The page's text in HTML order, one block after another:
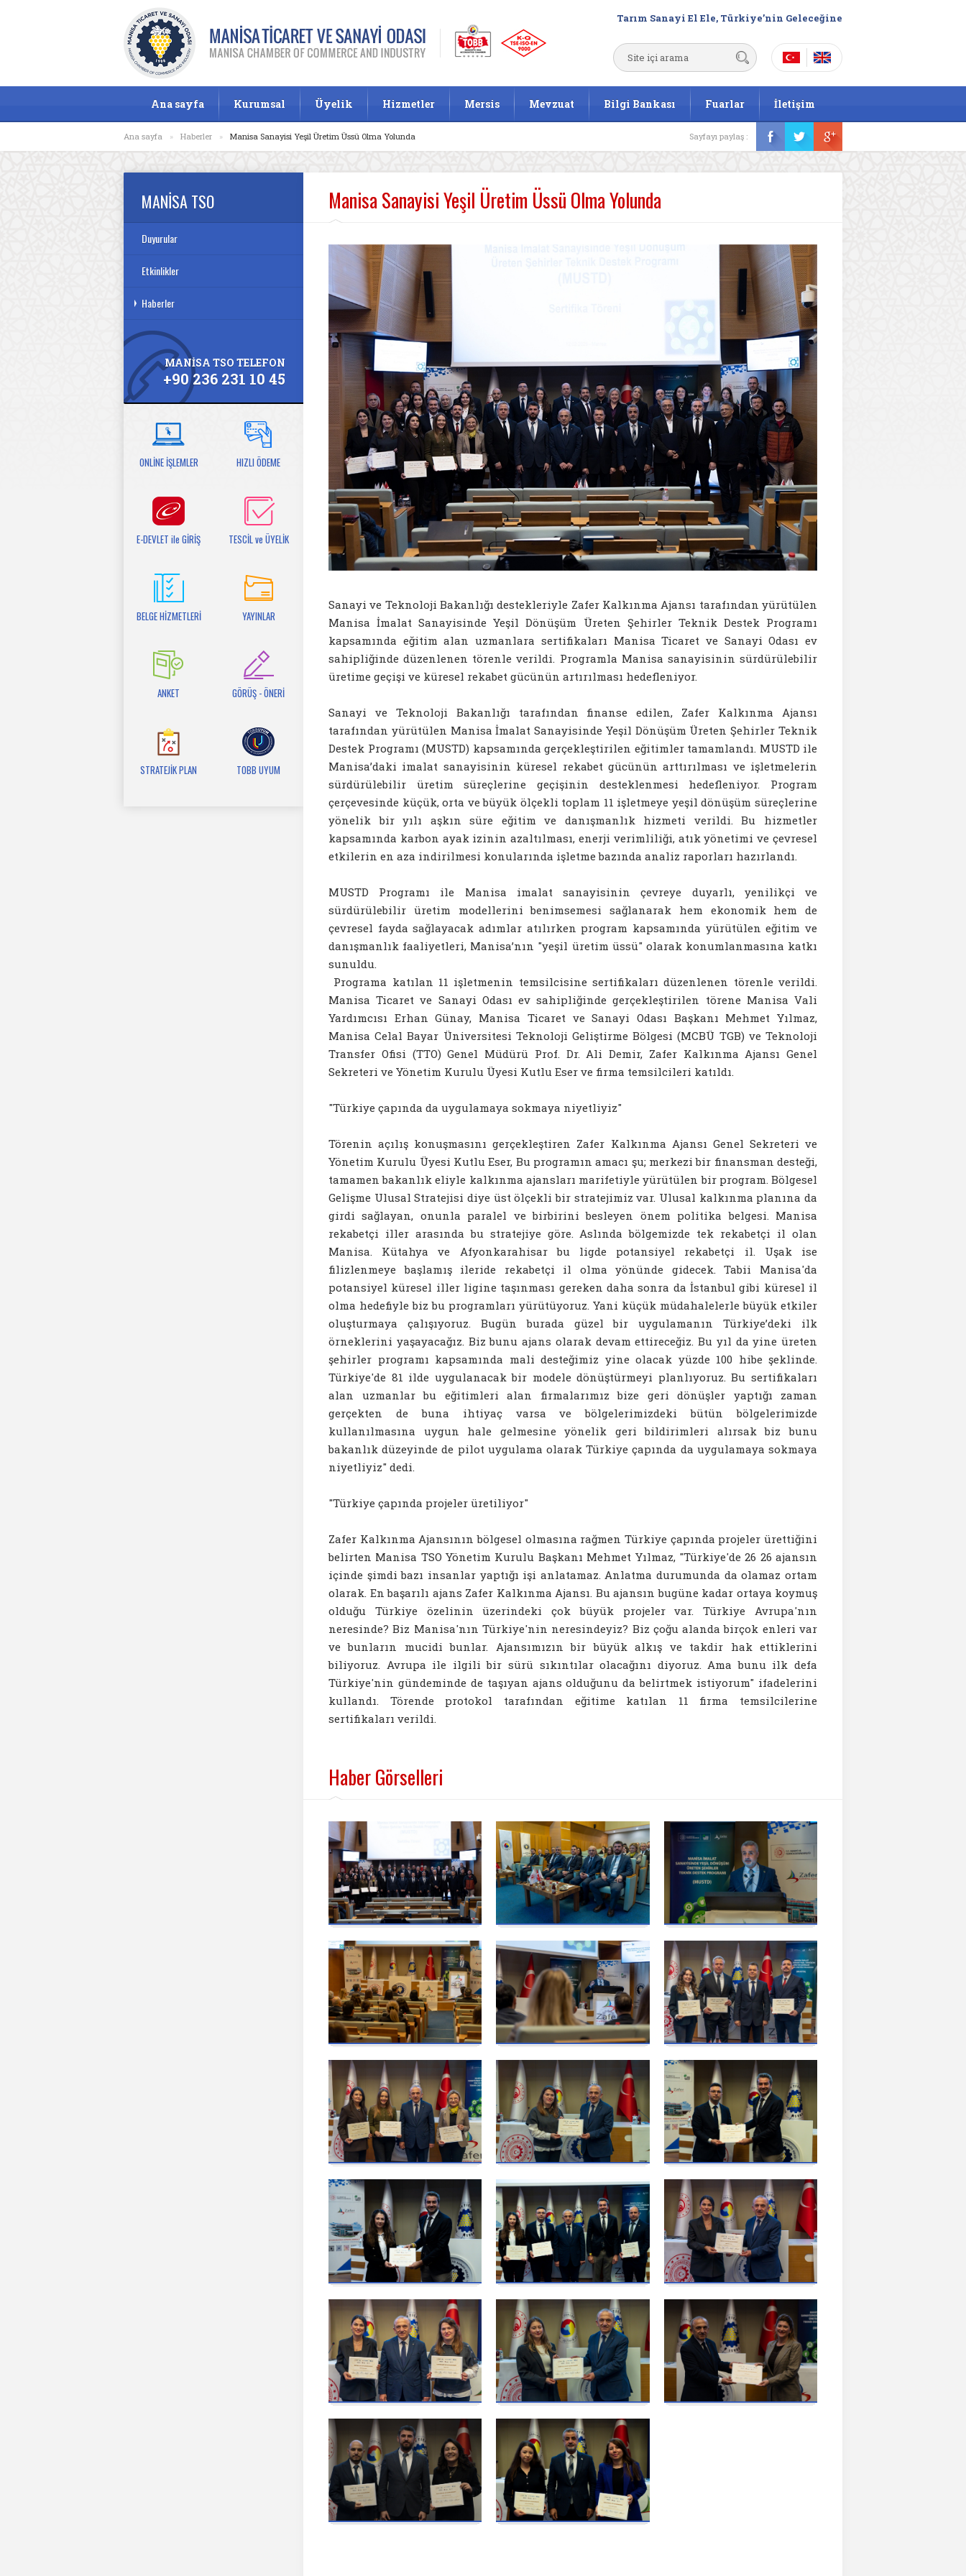
Tarım Sanayi El Ele, Türkiye’nin Geleceğine
Ana sayfa Kurumsal Üyelik Hizmetler Mersis Mevzuat Bilgi Bankası Fuarlar İletişim
Ana sayfa » Haberler » Manisa Sanayisi Yeşil Üretim Üssü Olma Yolunda Sayfayı paylaş :
MANİSA TSO
Duyurular
Etkinlikler
Haberler
MANİSA TSO TELEFON
+90 236 231 10 45
ONLİNE İŞLEMLER HIZLI ÖDEME
E-DEVLET ile GİRİŞ TESCİL ve ÜYELİK
BELGE HİZMETLERİ YAYINLAR
ANKET GÖRÜŞ - ÖNERİ
STRATEJİK PLAN TOBB UYUM
Manisa Sanayisi Yeşil Üretim Üssü Olma Yolunda
Sanayi ve Teknoloji Bakanlığı destekleriyle Zafer Kalkınma Ajansı tarafından yürütülen
Manisa İmalat Sanayisinde Yeşil Dönüşüm Üreten Şehirler Teknik Destek Programı
kapsamında eğitim alan uzmanlara sertifikaları Manisa Ticaret ve Sanayi Odası ev
sahipliğinde düzenlenen törenle verildi. Programla Manisa sanayisinin sürdürülebilir
üretime geçişi ve küresel rekabet gücünün artırılması hedefleniyor.
Sanayi ve Teknoloji Bakanlığı tarafından finanse edilen, Zafer Kalkınma Ajansı
tarafından yürütülen Manisa İmalat Sanayisinde Yeşil Dönüşüm Üreten Şehirler Teknik
Destek Programı (MUSTD) kapsamında gerçekleştirilen eğitimler tamamlandı. MUSTD ile
Manisa’daki imalat sanayisinin küresel rekabet gücünün arttırılması ve işletmelerin
sürdürülebilir üretim süreçlerine geçişinin desteklenmesi hedefleniyor. Program
çerçevesinde küçük, orta ve büyük ölçekli toplam 11 işletmeye yeşil dönüşüm süreçlerine
yönelik bir yılı aşkın süre eğitim ve danışmanlık hizmeti verildi. Bu hizmetler
kapsamında karbon ayak izinin azaltılması, enerji verimliliği, atık yönetimi ve çevresel
etkilerin en aza indirilmesi konularında işletme bazında analiz raporları hazırlandı.
MUSTD Programı ile Manisa imalat sanayisinin çevreye duyarlı, yenilikçi ve
sürdürülebilir üretim modellerini benimsemesi sağlanarak hem ekonomik hem de
çevresel fayda sağlayacak adımlar atılırken program kapsamında yürütülen eğitim ve
danışmanlık faaliyetleri, Manisa’nın "yeşil üretim üssü" olarak konumlanmasına katkı
sunuldu.
Programa katılan 11 işletmenin temsilcisine sertifikaları düzenlenen törenle verildi.
Manisa Ticaret ve Sanayi Odası ev sahipliğinde gerçekleştirilen törene Manisa Vali
Yardımcısı Erhan Günay, Manisa Ticaret ve Sanayi Odası Başkanı Mehmet Yılmaz,
Manisa Celal Bayar Üniversitesi Teknoloji Geliştirme Bölgesi (MCBÜ TGB) ve Teknoloji
Transfer Ofisi (TTO) Genel Müdürü Prof. Dr. Ali Demir, Zafer Kalkınma Ajansı Genel
Sekreteri ve Yönetim Kurulu Üyesi Kutlu Eser ve firma temsilcileri katıldı.
"Türkiye çapında da uygulamaya sokmaya niyetliyiz"
Törenin açılış konuşmasını gerçekleştiren Zafer Kalkınma Ajansı Genel Sekreteri ve
Yönetim Kurulu Üyesi Kutlu Eser, Bu programın amacı şu; merkezi bir finansman desteği,
tamamen bakanlık eliyle kalkınma ajansları marifetiyle yürütülen bir program. Bölgesel
Gelişme Ulusal Stratejisi diye üst ölçekli bir stratejimiz var. Ulusal kalkınma planına da
girdi sağlayan, onunla paralel ve birbirini besleyen önem politika belgesi. Manisa
rekabetçi iller arasında bu stratejiye göre. Aslında bölgemizde tek rekabetçi il olan
Manisa. Kütahya ve Afyonkarahisar bu ligde potansiyel rekabetçi il. Uşak ise
filizlenmeye başlamış ileride rekabetçi il olma yönünde gidecek. Tabii Manisa'da
potansiyel küresel iller ligine taşınması gereken daha sonra da İstanbul gibi küresel il
olma hedefiyle biz bu programları yürütüyoruz. Yani küçük müdahalelerle büyük etkiler
oluşturmaya çalışıyoruz. Bugün burada güzel bir uygulamanın Türkiye’deki ilk
örneklerini yaşayacağız. Biz bunu ajans olarak devam ettireceğiz. Bu yıl da yine üreten
şehirler programı kapsamında mali desteğimiz yine olacak yüzde 100 hibe şeklinde.
Türkiye'de 81 ilde uygulanacak bir modele dönüştürmeyi planlıyoruz. Bu sertifikaları
alan uzmanlar bu eğitimleri alan firmalarımız bize geri dönüşler yaptığı zaman
gerçekten de buna ihtiyaç varsa ve bölgelerimizdeki bütün bölgelerimizde
kullanılmasına uygun hale gelmesine yönelik geri bildirimleri alırsak biz bunu
bakanlık düzeyinde de pilot uygulama olarak Türkiye çapında da uygulamaya sokmaya
niyetliyiz" dedi.
"Türkiye çapında projeler üretiliyor"
Zafer Kalkınma Ajansının bölgesel olmasına rağmen Türkiye çapında projeler ürettiğini
belirten Manisa TSO Yönetim Kurulu Başkanı Mehmet Yılmaz, "Türkiye'de 26 26 ajansın
içinde şimdi bazı insanlar yaptığı işi anlatamaz. Anlatma durumunda da olamaz ortam
olarak. En başarılı ajans Zafer Kalkınma Ajansı. Bu ajansın bugüne kadar ortaya koymuş
olduğu Türkiye özelinin üzerindeki çok büyük projeler var. Türkiye Avrupa'nın
neresinde? Biz Manisa'nın Türkiye'nin neresindeyiz? Biz çoğu alanda birçok enleri var
ve bunların mucidi bunlar. Ajansımızın bir büyük alkış ve takdir hak ettiklerini
biliyoruz. Avrupa ile ilgili bir sürü sıkıntılar olacağını diyoruz. Ama bunu ilk defa
Türkiye'nin gündeminde de taşıyan ajans olduğunu da belirtmek istiyorum" ifadelerini
kullandı. Törende protokol tarafından eğitime katılan 11 firma temsilcilerine
sertifikaları verildi.
Haber Görselleri